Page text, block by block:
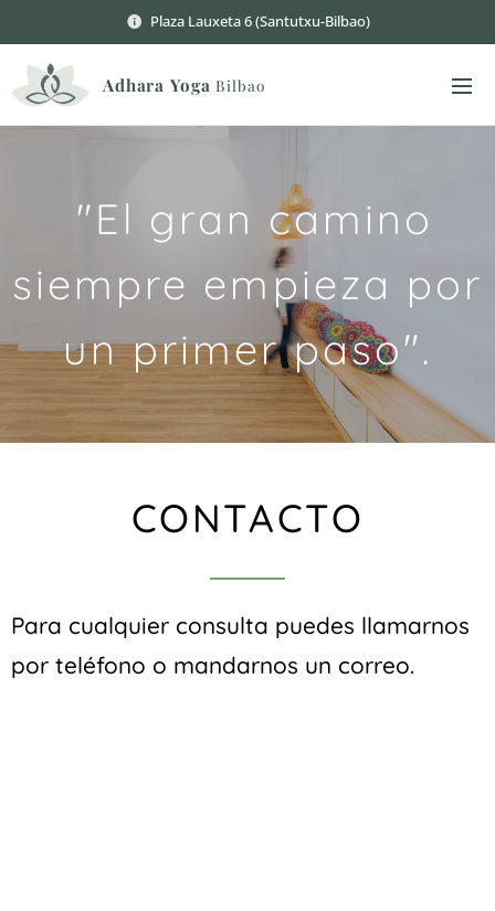
Plaza Lauxeta 6 (Santutxu-Bilbao)
Adhara Yoga Bilbao
"El gran camino
siempre empieza por
un primer paso".
CONTACTO
Para cualquier consulta puedes llamarnos
por teléfono o mandarnos un correo.